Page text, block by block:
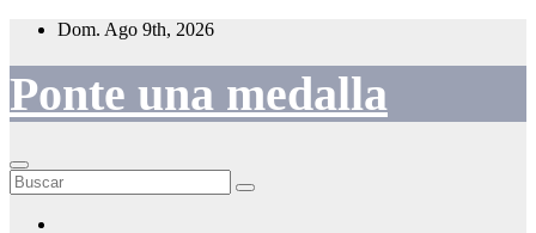
Saltar
contenido
Dom. Ago 9th, 2026
Ponte una medalla